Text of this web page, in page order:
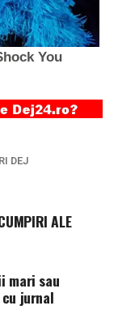
DEJ
ALE
mari sau
jurnal